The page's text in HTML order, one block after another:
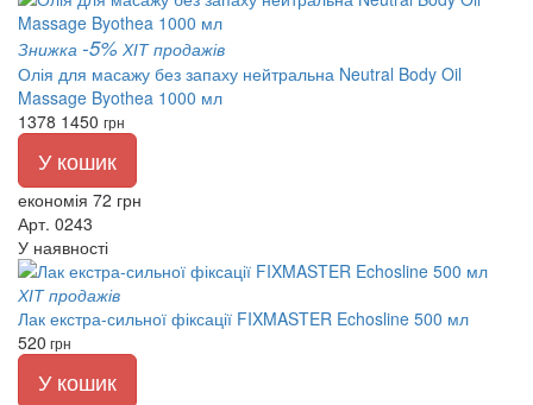
Знижка -5% ХІТ продажів
Олія для масажу без запаху нейтральна Neutral Body Oil
Massage Byothea 1000 мл
1378 1450 грн
У кошик
економія 72 грн
Арт. 0243
У наявності
ХІТ продажів
Лак екстра-сильної фіксації FIXMASTER Echosline 500 мл
520 грн
У кошик